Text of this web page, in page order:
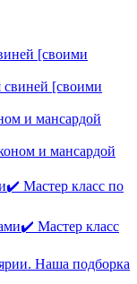
[своими
и мансардой
Мастер класс по
Наша подборка